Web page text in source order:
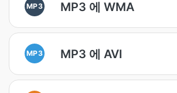
MP3 MP3 에 WMA
MP3 MP3 에 AVI